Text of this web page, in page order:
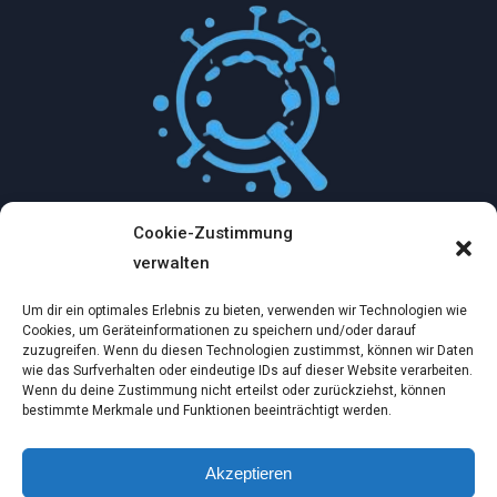
Cookie-Zustimmung
verwalten
Um dir ein optimales Erlebnis zu bieten, verwenden wir Technologien wie
Cookies, um Geräteinformationen zu speichern und/oder darauf
zuzugreifen. Wenn du diesen Technologien zustimmst, können wir Daten
wie das Surfverhalten oder eindeutige IDs auf dieser Website verarbeiten.
Wenn du deine Zustimmung nicht erteilst oder zurückziehst, können
bestimmte Merkmale und Funktionen beeinträchtigt werden.
Akzeptieren
Mythologische Abenteuer in der Welt der
Dez. 2, 2024
Ein virtueller Traum am wilden Strand